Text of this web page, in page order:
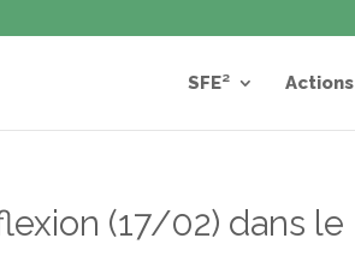
SFE² Actions
(17/02) dans le